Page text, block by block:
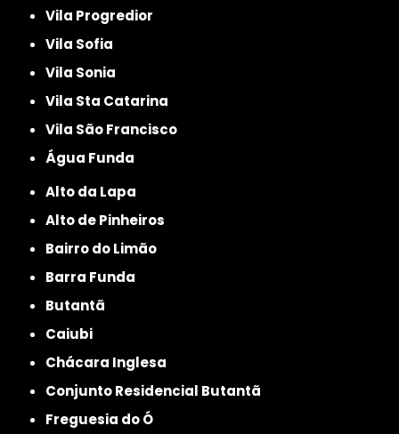
Vila Progredior
Vila Sofia
Vila Sonia
Vila Sta Catarina
Vila São Francisco
Água Funda
Alto da Lapa
Alto de Pinheiros
Bairro do Limão
Barra Funda
Butantã
Caiubi
Chácara Inglesa
Conjunto Residencial Butantã
Freguesia do Ó